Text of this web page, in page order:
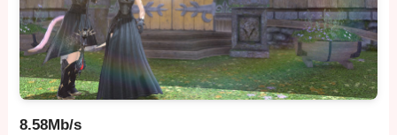
8.58Mb/s